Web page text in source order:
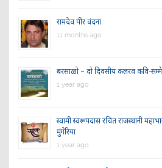
रामदेव पीर वंदना
11 months ago
बरसाळो – दो दिवसीय कलरव कवि-
1 year ago
स्वामी स्वरूपदास रचित राजस्थानी
मुंगेरिया
1 year ago